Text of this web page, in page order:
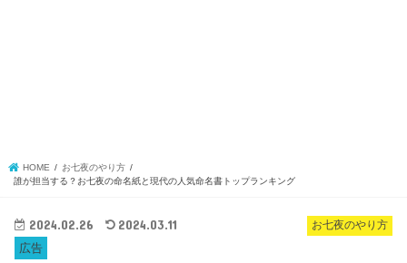
HOME
お七夜のやり方
誰が担当する？お七夜の命名紙と現代の人気命名書トップランキング
お七夜のやり方
2024.02.26 2024.03.11
広告